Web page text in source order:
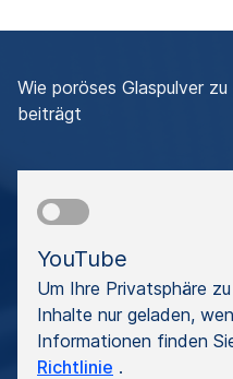
Wie poröses Glaspulver
beiträgt
YouTube
Um Ihre Privatsphäre
Inhalte nur geladen,
Informationen finden
Richtlinie .